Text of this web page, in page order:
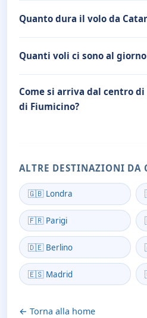
Quanto dura il volo da
Quanti voli ci sono al giorno
Come si arriva dal centro
di Fiumicino?
ALTRE DESTINAZIONI DA
🇬🇧 Londra
🇫🇷 Parigi
🇩🇪 Berlino
🇪🇸 Madrid
← Torna alla home